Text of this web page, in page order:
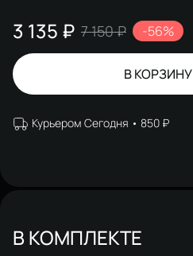
3 135 ₽ 7 150 ₽ -56%
В КОРЗИНУ
Курьером Сегодня 850 ₽
В КОМПЛЕКТЕ